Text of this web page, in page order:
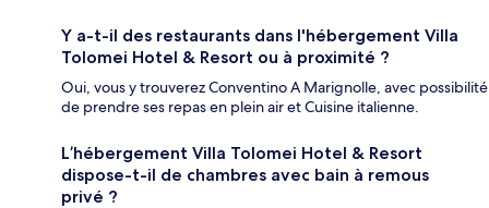
Y a-t-il des restaurants dans l'hébergement Villa
Tolomei Hotel & Resort ou à proximité ?
Oui, vous y trouverez Conventino A Marignolle, avec possibilité
de prendre ses repas en plein air et Cuisine italienne.
L’hébergement Villa Tolomei Hotel & Resort
dispose-t-il de chambres avec bain à remous
privé ?